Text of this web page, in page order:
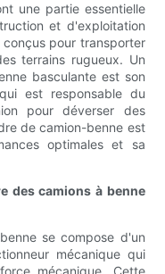
une partie essentielle
et d'exploitation
pour transporter
terrains rugueux. Un
basculante est son
est responsable du
pour déverser des
de camion-benne est
optimales et sa
des camions à benne
se compose d'un
mécanique qui